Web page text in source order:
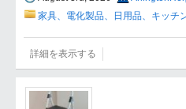
家具、電化製品、日用品、キッチ
詳細を表示する